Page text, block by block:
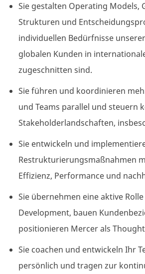
Sie gestalten Operating Models,
Strukturen und
individuellen Bedürfnisse
globalen Kunden in
zugeschnitten sind.
Sie führen und koordinieren
und Teams parallel und steuern
Stakeholderlandschaften,
Sie entwickeln und
Restrukturierungsmaßnahmen
Effizienz, Performance und
Sie übernehmen eine aktive
Development, bauen
positionieren Mercer als
Sie coachen und entwickeln Ihr
persönlich und tragen zur